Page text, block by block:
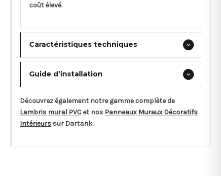
coût élevé.
Caractéristiques techniques
Guide d’installation
Découvrez également notre gamme complète de
Lambris mural PVC et nos Panneaux Muraux Décoratifs
Intérieurs sur Dartank.